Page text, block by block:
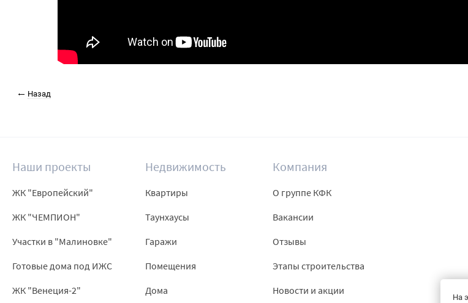
На
Назад
Наши проекты
ЖК "Европейский"
ЖК "ЧЕМПИОН"
Участки в "Малиновке"
Готовые дома под ИЖС
ЖК "Венеция-2"
Недвижимость
Квартиры
Таунхаусы
Гаражи
Помещения
Дома
Компания
О группе КФК
Вакансии
Отзывы
Этапы строительства
Новости и акции